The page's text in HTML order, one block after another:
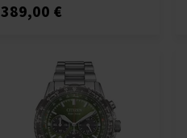
389,00 €